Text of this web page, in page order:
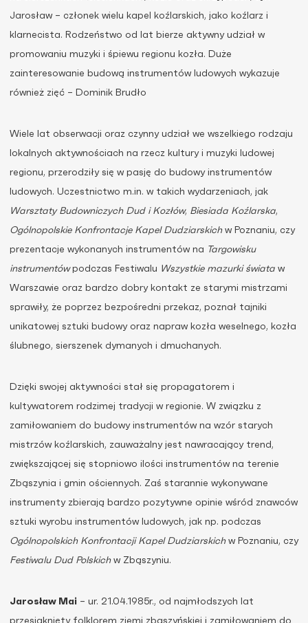
Jarosław – członek wielu kapel koźlarskich, jako koźlarz i
klarnecista. Rodzeństwo od lat bierze aktywny udział w
promowaniu muzyki i śpiewu regionu kozła. Duże
zainteresowanie budową instrumentów ludowych wykazuje
również zięć – Dominik Brudło
Wiele lat obserwacji oraz czynny udział we wszelkiego rodzaju
lokalnych aktywnościach na rzecz kultury i muzyki ludowej
regionu, przerodziły się w pasję do budowy instrumentów
ludowych. Uczestnictwo m.in. w takich wydarzeniach, jak
Warsztaty Budowniczych Dud i Kozłów, Biesiada Koźlarska,
Ogólnopolskie Konfrontacje Kapel Dudziarskichw Poznaniu, czy
prezentacje wykonanych instrumentów na Targowisku
instrumentówpodczas Festiwalu Wszystkie mazurki świata w
Warszawie oraz bardzo dobry kontakt ze starymi mistrzami
sprawiły, że poprzez bezpośredni przekaz, poznał tajniki
unikatowej sztuki budowy oraz napraw kozła weselnego, kozła
ślubnego, sierszenek dymanych i dmuchanych.
Dzięki swojej aktywności stał się propagatorem i
kultywatorem rodzimej tradycji w regionie. W związku z
zamiłowaniem do budowy instrumentów na wzór starych
mistrzów koźlarskich, zauważalny jest nawracający trend,
zwiększającej się stopniowo ilości instrumentów na terenie
Zbąszynia i gmin ościennych. Zaś starannie wykonywane
instrumenty zbierają bardzo pozytywne opinie wśród znawców
sztuki wyrobu instrumentów ludowych, jak np. podczas
Ogólnopolskich Konfrontacji Kapel Dudziarskich w Poznaniu, czy
Festiwalu Dud Polskichw Zbąszyniu.
Jarosław Mai – ur. 21.04.1985r., od najmłodszych lat